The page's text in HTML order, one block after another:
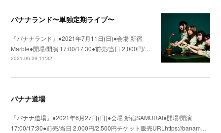
バナナランド〜単独定期ライブ〜
『バナナランド』●2021年7月11日(日)●会場 新宿
Marble●開場/開演 17:00/17:30●前売/当日 2,000円/…
2021.06.29 11:32
バナナ道場
『バナナ道場』●2021年6月27日(日)●会場 新宿SAMURAI●開場/開演
17:00/17:30●前売/当日 2,000円/2,500円チケット販売URLhttps://banam…